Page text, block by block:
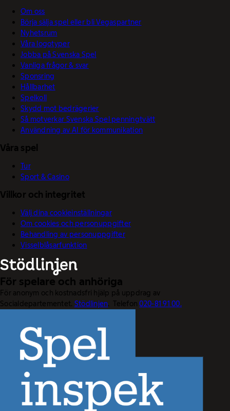
Om oss
Börja sälja spel eller bli Vegaspartner
Nyhetsrum
Våra logotyper
Jobba på Svenska Spel
Vanliga frågor & svar
Sponsring
Hållbarhet
Spelkoll
Skydd mot bedrägerier
Så motverkar Svenska Spel penningtvätt
Användning av AI för kommunikation
Våra spel
Tur
Sport & Casino
Villkor och integritet
Välj dina cookieinställningar
Om cookies och personuppgifter
Behandling av personuppgifter
Visselblåsarfunktion
För spelare och anhöriga
För anonym och kostnadsfri hjälp på uppdrag av
Socialdepartementet. Stödlinjen. Telefon020-81 91 00.